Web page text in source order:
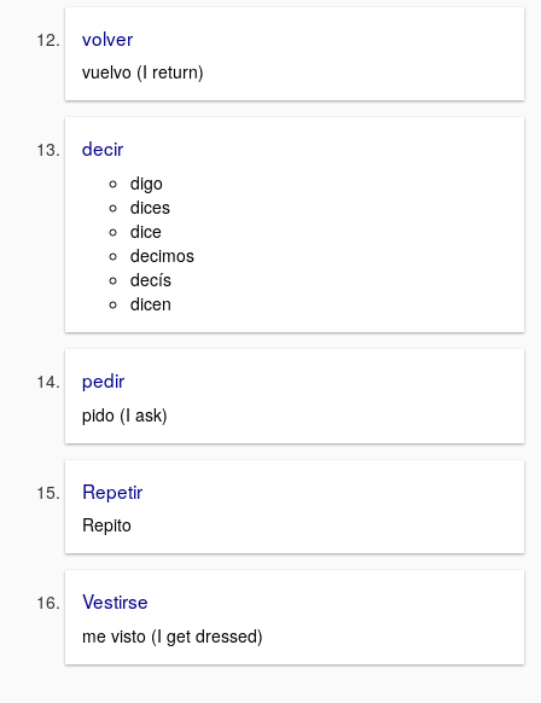
volver
vuelvo (I return)
decir
digo
dices
dice
decimos
decís
dicen
pedir
pido (I ask)
Repetir
Repito
Vestirse
me visto (I get dressed)